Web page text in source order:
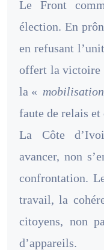
Le Front
élection. En
en refusant
offert la victoire
la «
faute de relais
La Côte
avancer, non
confrontation.
travail, la
citoyens, non
d’appareils.